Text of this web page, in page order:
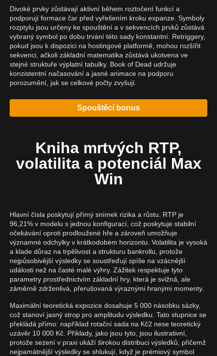
Divoké prvky zůstávají aktivní během roztočení funkcí a
podporují formace čar před vyřešením kroku expanze. Symboly
rozptylu jsou určeny ke spouštění a v sekvencích prvků zůstává
vybraný symbol po dobu trvání této sady konstantní. Retriggery,
pokud jsou k dispozici na hostingové platformě, mohou rozšířit
sekvenci, ačkoli základní matematika zůstává ukotvena ve
stejné struktuře výplatní tabulky. Book of Dead udržuje
konzistentní načasování a jasné animace na podporu
porozumění, jak se celkové počty zvyšují.
Spouštěcí bonus
Kniha mrtvých RTP,
volatilita a potenciál Max
Win
Hlavní čísla poskytují přímý snímek rizika a růstu. RTP je
96,21% v modelu s jednou konfigurací, což poskytuje stabilní
očekávání oproti prodloužené hře a zároveň umožňuje
významné odchylky v krátkodobém horizontu. Volatilita je vysoká
a klade důraz na trpělivost a strukturu bankrollu, protože
nejpůsobivější výsledky se soustřeďují spíše na vzácnější
události než na časté malé výhry. Zážitek respektuje tyto
parametry prostřednictvím základní hry, která je svižná, ale
záměrně zdrženlivá, přerušovaná výraznými hranými momenty.
Maximální teoretická expozice dosahuje 5 000 násobku sázky,
což stanoví jasný strop pro amplitudu výsledku. Tato stupnice se
překládá přímo: například rotační sada na Kč2 nese teoretický
uzávěr 10 000 Kč. Příklady, jako jsou tyto, jsou ilustrativní,
protože sezení v praxi ukáží širokou distribuci výsledků, přičemž
nejpamátnější výsledky se shlukují, když je prémiový symbol